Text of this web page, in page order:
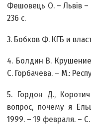
Фешовець О. – Львів –
236 с.
3. Бобков Ф. КГБ и
4. Болдин В.
С. Горбачева. – М.:
5. Гордон Д.,
вопрос, почему я
1999. – 19 февраля. –